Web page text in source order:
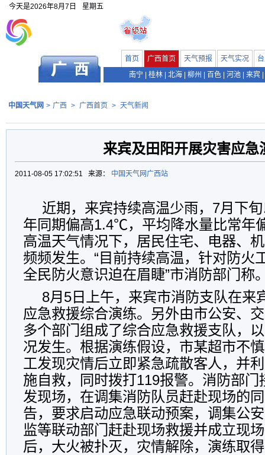
今天是2026年8月7日 星期五
首页 广西首页 天气预报 天气实况
南宁
桂林 北海 柳州 百色 河池 来宾
中国天气网 > 广西 > 广西首页 > 天气新闻
来宾及田阳开展灾害应急
2011-08-05 17:02:51 来源： 中国天气网广西站
近期，来宾持续高温少雨，7月下
年同期偏高1.4℃，平均降水量比常年
高温天气情况下，居民住宅、电器、
频频发生。“目前持续高温，针对防火
全民防火意识迫在眉睫”市消防部门称
8月5日上午，来宾市消防支队在来
应急救援综合演练。另外由市公安、
多个部门组成了综合应急救援支队，
况发生。根据演练假设，市某超市不
工发现灾情后立即紧急疏散客人，并
施自救，同时拨打119报警。消防部门
发现场，在调集消防队员赶赴现场的
告，要求启动应急联动预案，调集公
监等联动部门赶赴现场救援并成立现
后，大火被扑灭，灾情解除，演练取